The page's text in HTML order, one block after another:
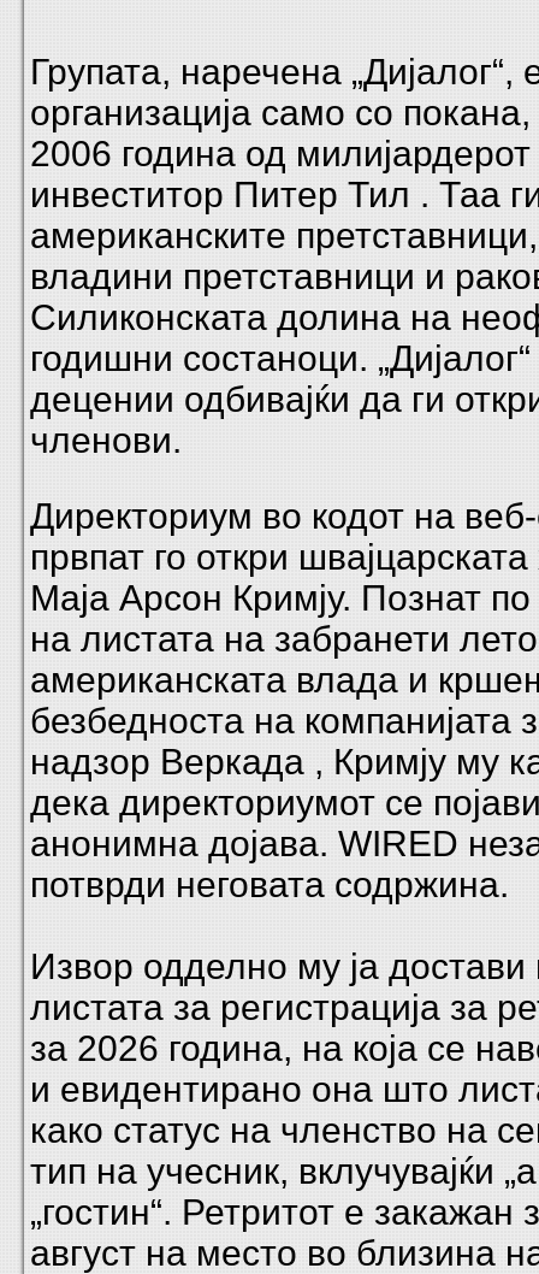
Групата, наречена „Дијалог“,
организација само со
2006 година од
инвеститор Питер Тил . Таа
американските
владини претставници и
Силиконската долина на
годишни состаноци.
децении одбивајќи да ги
членови.
Директориум во кодот на
првпат го откри швајцарската
Маја Арсон Кримју. Познат
на листата на забранети
американската влада и
безбедноста на компанијата
надзор Веркада , Кримју му
дека директориумот се
анонимна дојава. WIRED
потврди неговата содржина.
Извор одделно му ја
листата за регистрација за
за 2026 година, на која се
и евидентирано она што
како статус на членство на
тип на учесник, вклучувајќи
„гостин“. Ретритот е закажан
август на место во близина